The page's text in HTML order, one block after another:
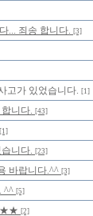
... 죄송 합니다. [3]
고가 있었습니다. [1]
니다. [43]
[1]
니다. [23]
바랍니다.^^ [3]
^^ [5]
.★★ [2]